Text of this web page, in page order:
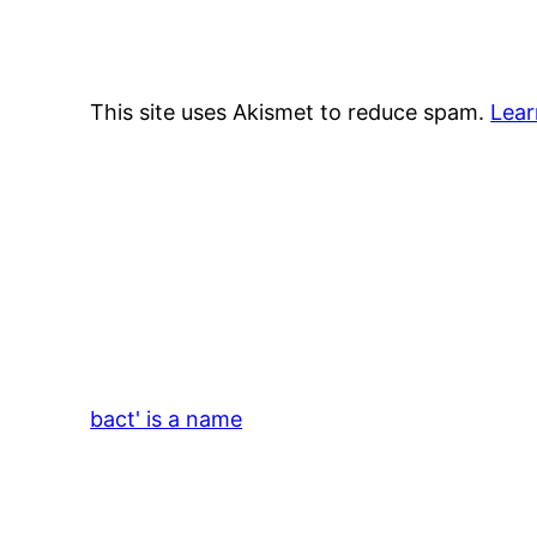
This site uses Akismet to reduce spam.
bact' is a name